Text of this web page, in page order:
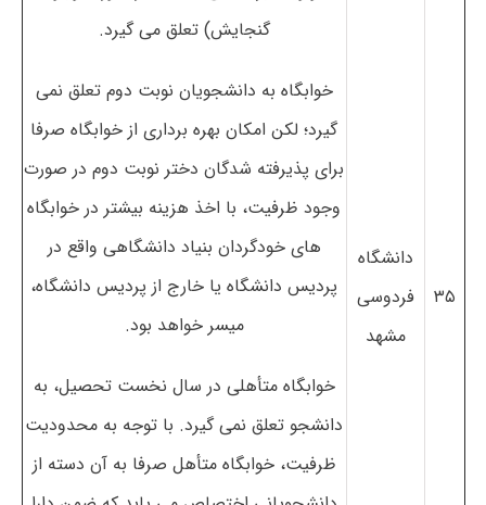
۳۵
دانشگاه
فردوسی
مشهد
گنجایش) تعلق می گیرد.
خوابگاه به دانشجویان نوبت دوم تعلق نمی
گیرد؛ لکن امکان بهره برداری از خوابگاه صرفا
برای پذیرفته شدگان دختر نوبت دوم در صورت
وجود ظرفیت، با اخذ هزینه بیشتر در خوابگاه
های خودگردان بنیاد دانشگاهی واقع در
پردیس دانشگاه یا خارج از پردیس دانشگاه،
میسر خواهد بود.
خوابگاه متأهلی در سال نخست تحصیل، به
دانشجو تعلق نمی گیرد. با توجه به محدودیت
ظرفیت، خوابگاه متأهل صرفا به آن دسته از